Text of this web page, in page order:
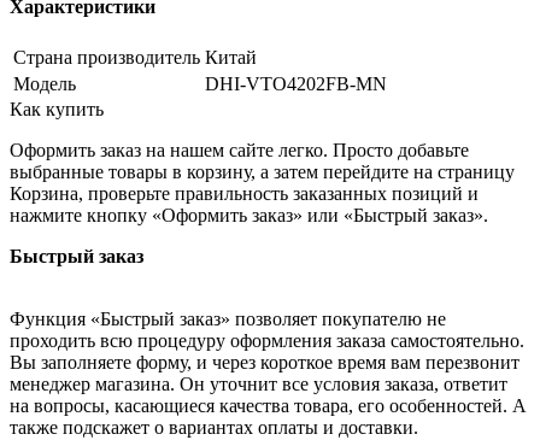
Характеристики
Страна производитель Китай
Модель
DHI-VTO4202FB-MN
Как купить
Оформить заказ на нашем сайте легко. Просто добавьте
выбранные товары в корзину, а затем перейдите на страницу
Корзина, проверьте правильность заказанных позиций и
нажмите кнопку «Оформить заказ» или «Быстрый заказ».
Быстрый заказ
Функция «Быстрый заказ» позволяет покупателю не
проходить всю процедуру оформления заказа самостоятельно.
Вы заполняете форму, и через короткое время вам перезвонит
менеджер магазина. Он уточнит все условия заказа, ответит
на вопросы, касающиеся качества товара, его особенностей. А
также подскажет о вариантах оплаты и доставки.